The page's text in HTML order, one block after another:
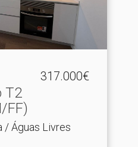
317.000€
T2
FF)
/ Águas Livres